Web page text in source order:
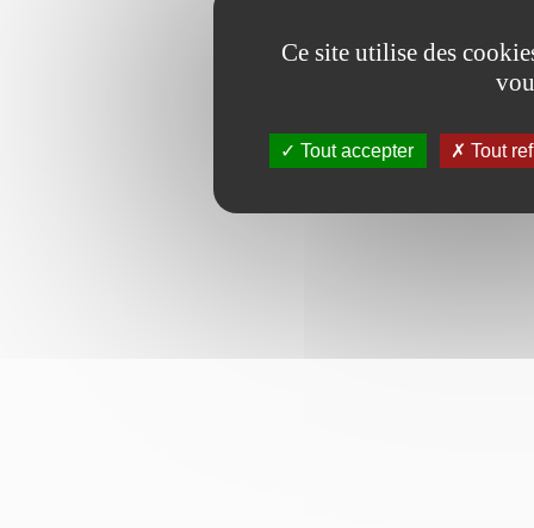
Ce site utilise des
Tout accepter Tout